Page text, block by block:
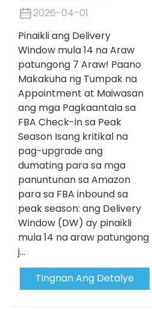
2026-04-01
Pinaikli ang Delivery
Window mula 14 na Araw
patungong 7 Araw! Paano
Makakuha ng Tumpak na
Appointment at Maiwasan
ang mga Pagkaantala sa
FBA Check-in sa Peak
Season Isang kritikal na
pag-upgrade ang
dumating para sa mga
panuntunan sa Amazon
para sa FBA inbound sa
peak season: ang Delivery
Window (DW) ay pinaikli
mula 14 na araw patungong
j...
Tingnan Ang Detalye